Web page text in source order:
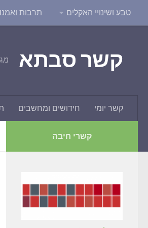
טבע ושינויי האקלים תרבות
קשר סבתא
קשר יומי חידושים ומחשבים
קשרי חיבה